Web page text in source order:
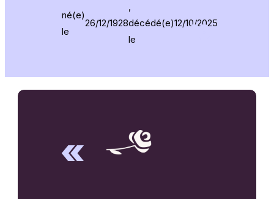
né(e)
le
26/12/1928
,
décédé(e)
le
12/10/2025